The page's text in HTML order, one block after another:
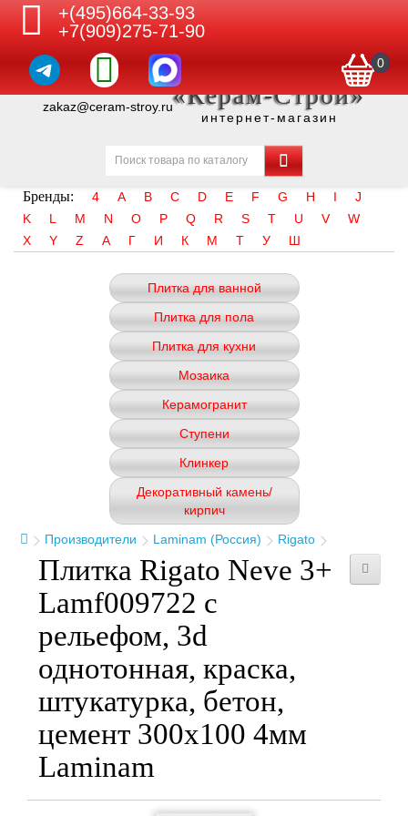
+(495)664-33-93
+7(909)275-71-90
0
zakaz@ceram-stroy.ru«Керам-Строй»
интернет-магазин
Бренды: 4 A B C D E F G H I
J
K
L M N O P Q R S T U V
W
X
Y Z А Г И К М Т У Ш
Плитка для ванной
Плитка для пола
Плитка для кухни
Мозаика
Керамогранит
Ступени
Клинкер
Декоративный камень/
кирпич
Производители
Laminam (Россия) Rigato
Плитка Rigato Neve 3+
Lamf009722 с
рельефом, 3d
однотонная, краска,
штукатурка, бетон,
цемент 300x100 4мм
Laminam